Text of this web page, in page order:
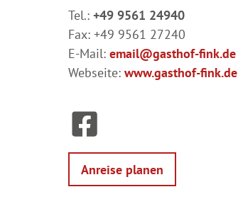
Tel.: +49 9561 24940
Fax: +49 9561 27240
E-Mail: email@gasthof-fink.de
Webseite: www.gasthof-fink.de
F
a
c
b
Anreise planen